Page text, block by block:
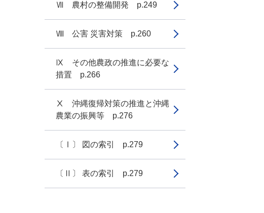
Ⅶ 農村の整備開発 p.249
Ⅷ 公害 災害対策 p.260
Ⅸ その他農政の推進に必要な
措置 p.266
Ⅹ 沖縄復帰対策の推進と沖縄
農業の振興等 p.276
〔Ⅰ〕 図の索引 p.279
〔Ⅱ〕 表の索引 p.279